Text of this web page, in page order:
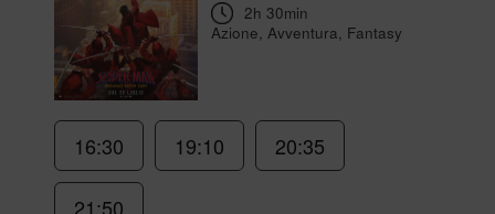
2h 30min
Azione, Avventura, Fantasy
16:30 19:10 20:35
21:50